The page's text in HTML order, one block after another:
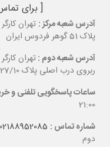
[ برای
آدرس شعبه مرکز : تهران
پلاک 51 گوهر فردوس ایران
آدرس شعبه دوم :تهران
ربروی درب اصلی پلاک 127/10 گوهر فردوس ایران
ساعات پاسخگویی تلفنی و
21:00
شماره تماس : 02188952085
دوم